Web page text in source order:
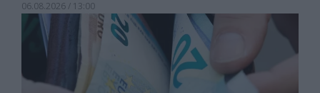
06.08.2026 / 13:00